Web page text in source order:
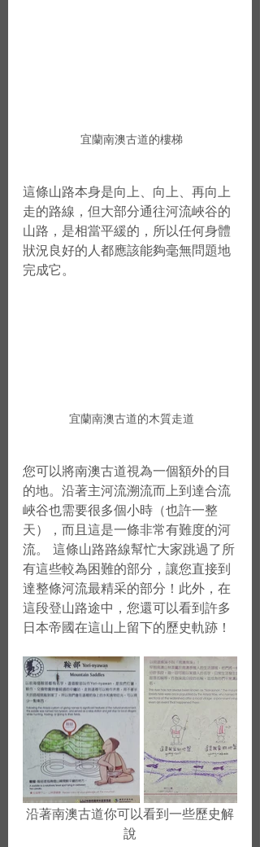
宜蘭南澳古道的樓梯
這條山路本身是向上、向上、再向上
走的路線，但大部分通往河流峽谷的
山路，是相當平緩的，所以任何身體
狀況良好的人都應該能夠毫無問題地
完成它。
宜蘭南澳古道的木質走道
您可以將南澳古道視為一個額外的目
的地。沿著主河流溯流而上到達合流
峽谷也需要很多個小時（也許一整
天），而且這是一條非常有難度的河
流。 這條山路路線幫忙大家跳過了所
有這些較為困難的部分，讓您直接到
達整條河流最精采的部分！此外，在
這段登山路途中，您還可以看到許多
日本帝國在這山上留下的歷史軌跡！
沿著南澳古道你可以看到一些歷史解
說